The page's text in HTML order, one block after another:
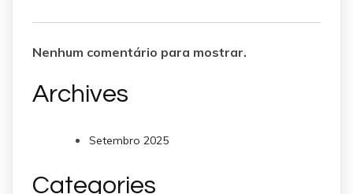
Nenhum comentário para mostrar.
Archives
Setembro 2025
Categories